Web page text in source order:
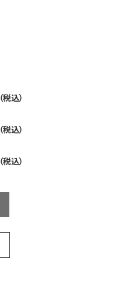
（税込）
（税込）
（税込）